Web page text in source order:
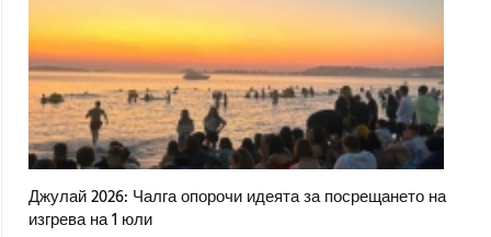
Джулай 2026: Чалга опорочи идеята за посрещането на
изгрева на 1 юли